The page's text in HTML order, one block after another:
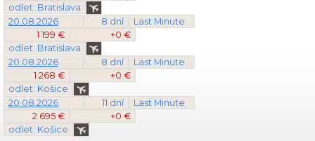
odlet: Bratislava
20.08.2026
8 dní
Last Minute
1 199 €
+0 €
odlet: Bratislava
20.08.2026
8 dní
Last Minute
1 268 €
+0 €
odlet: Košice
20.08.2026
11 dní
Last Minute
2 695 €
+0 €
odlet: Košice